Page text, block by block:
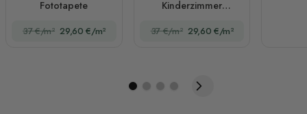
Fototapete
37 €/m² 29,60 €/m²
Kinderzimmer
Boot
37 €/m² 29,60 €/m²